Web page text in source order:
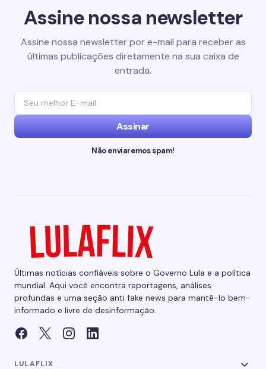
Assine nossa newsletter
Assine nossa newsletter por e-mail para receber as
últimas publicações diretamente na sua caixa de
entrada.
Assinar
Não enviaremos spam!
Últimas notícias confiáveis sobre o Governo Lula e a política
mundial. Aqui você encontra reportagens, análises
profundas e uma seção anti fake news para mantê-lo bem-
informado e livre de desinformação.
LULAFLIX